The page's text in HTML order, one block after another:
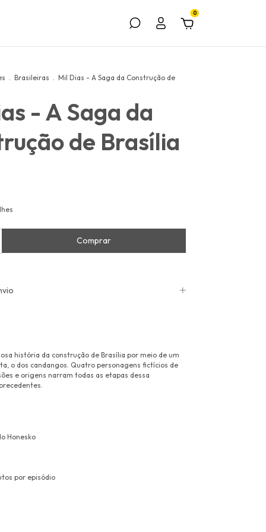
0
. Brasileiras . Mil Dias - A Saga da Construção de
- A Saga da
de Brasília
história da construção de Brasília por meio de um
o dos candangos. Quatro personagens fictícios de
e origens narram todas as etapas dessa
Honesko
por episódio